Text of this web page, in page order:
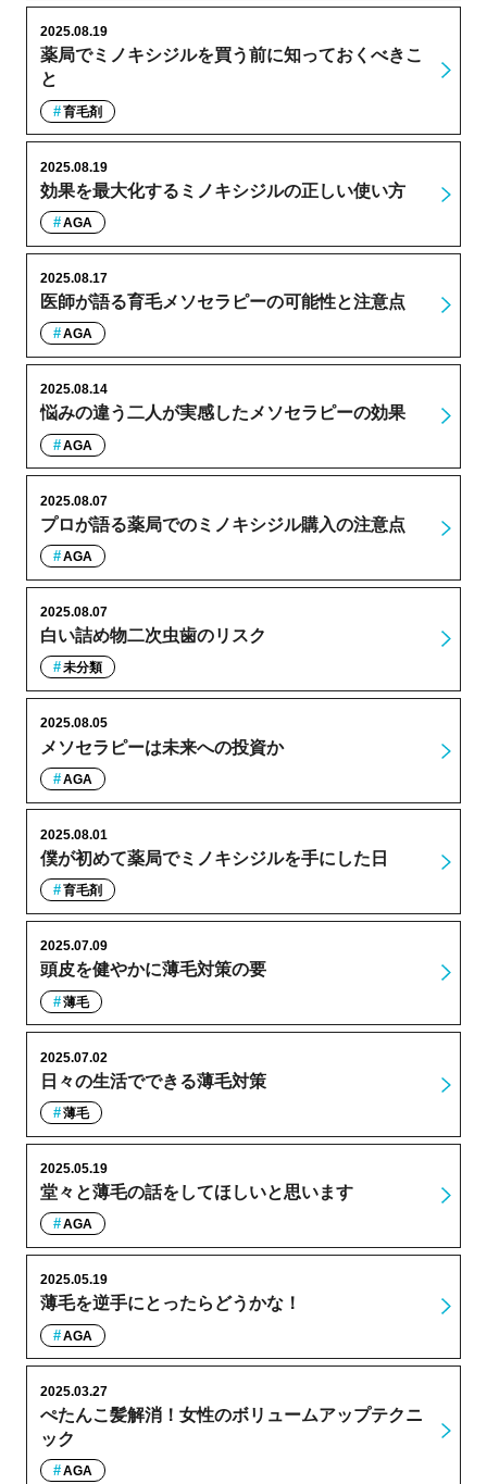
薬局でミノキシジルを買う前に知っておくべきこ
と
2025.08.19
育毛剤
効果を最大化するミノキシジルの正しい使い方
2025.08.19
AGA
医師が語る育毛メソセラピーの可能性と注意点
2025.08.17
AGA
悩みの違う二人が実感したメソセラピーの効果
2025.08.14
AGA
プロが語る薬局でのミノキシジル購入の注意点
2025.08.07
AGA
白い詰め物二次虫歯のリスク
2025.08.07
未分類
メソセラピーは未来への投資か
2025.08.05
AGA
僕が初めて薬局でミノキシジルを手にした日
2025.08.01
育毛剤
頭皮を健やかに薄毛対策の要
2025.07.09
薄毛
日々の生活でできる薄毛対策
2025.07.02
薄毛
堂々と薄毛の話をしてほしいと思います
2025.05.19
AGA
薄毛を逆手にとったらどうかな！
2025.05.19
AGA
ぺたんこ髪解消！女性のボリュームアップテクニ
ック
2025.03.27
AGA